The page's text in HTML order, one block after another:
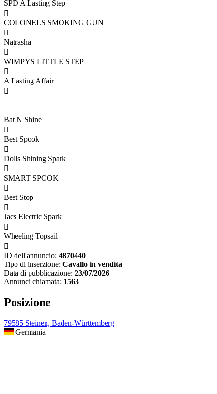
SPD A Lasting Step

COLONELS SMOKING GUN

Natrasha

WIMPYS LITTLE STEP

A Lasting Affair

Bat N Shine

Best Spook

Dolls Shining Spark

SMART SPOOK

Best Stop

Jacs Electric Spark

Wheeling Topsail

ID dell'annuncio: 4870440
Tipo di inserzione: Cavallo in vendita
Data di pubblicazione: 23/07/2026
Annunci chiamata: 1563
Posizione
79585 Steinen, Baden-Württemberg
Germania